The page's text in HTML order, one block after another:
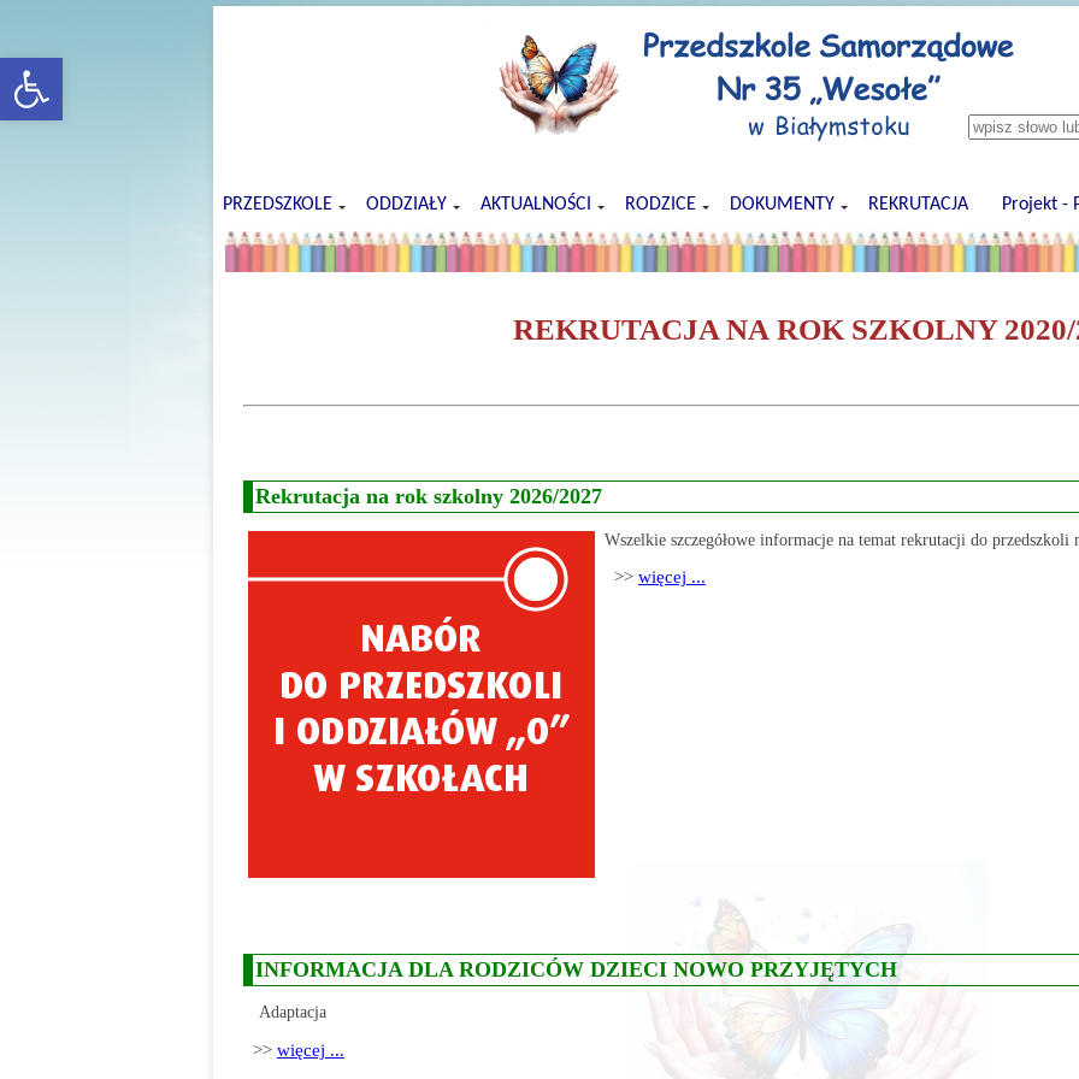
rozwiń/zwiń panel
Wyszukiwarka
PRZEDSZKOLE ODDZIAŁY AKTUALNOŚCI RODZICE DOKUMENTY REKRUTACJA Projekt -
REKRUTACJA NA ROK SZKOLNY 2020/
Rekrutacja na rok szkolny 2026/2027
Wszelkie szczegółowe informacje na temat rekrutacji do przedszkoli
>> więcej ...
INFORMACJA DLA RODZICÓW DZIECI NOWO PRZYJĘTYCH
Adaptacja
>> więcej ...